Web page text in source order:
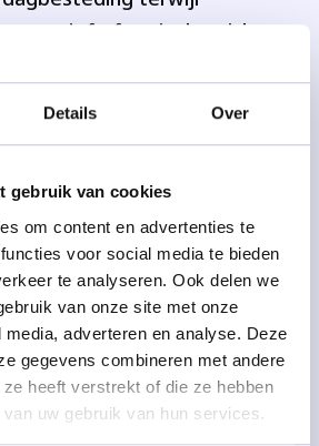
Details Over
gebruik van cookies
om content en advertenties te
voor social media te bieden
te analyseren. Ook delen we
van onze site met onze
adverteren en analyse. Deze
gegevens combineren met andere
heeft verstrekt of die ze hebben
uw gebruik van hun services.
of sociaal gericht
over dagbesteding vind je
over de mogelijkheden,
met
dagbesteding